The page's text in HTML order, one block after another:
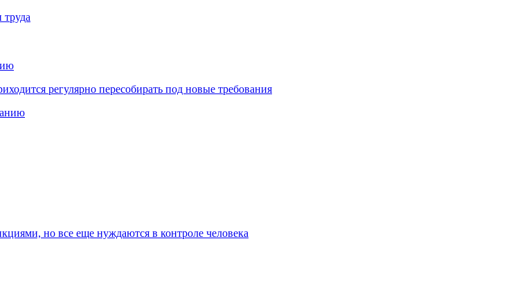
регулярно пересобирать под новые требования
но все еще нуждаются в контроле человека